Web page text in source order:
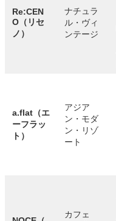
Re:CEN
O（リセ
ノ）
ナチュラ
ル・ヴィ
ンテージ
a.flat（エ
ーフラッ
ト）
アジア
ン・モダ
ン・リゾ
ート
カフェ